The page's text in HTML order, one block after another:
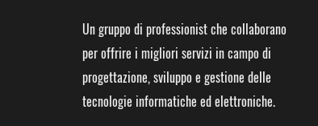
Un gruppo di professionist che collaborano
per offrire i migliori servizi in campo di
progettazione, sviluppo e gestione delle
tecnologie informatiche ed elettroniche.